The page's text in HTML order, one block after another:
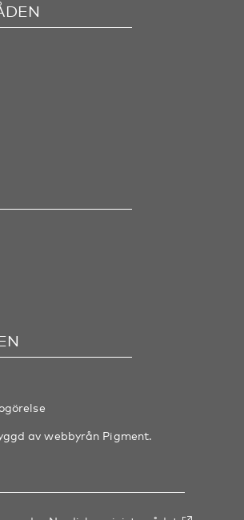
av webbyrån Pigment.